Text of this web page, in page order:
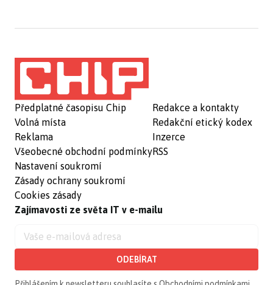
Předplatné časopisu Chip
Volná místa
Reklama
Všeobecné obchodní podmínky
Nastavení soukromí
Zásady ochrany soukromí
Cookies zásady
Redakce a kontakty
Redakční etický kodex
Inzerce
RSS
Zajímavosti ze světa IT v e-mailu
ODEBÍRAT